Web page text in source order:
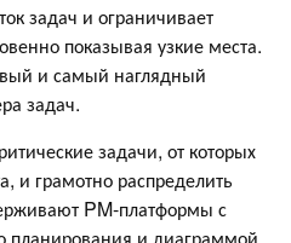
задач и ограничивает
показывая узкие места.
и самый наглядный
задач.
задачи, от которых
и грамотно распределить
PM-платформы с
планирования и диаграммой